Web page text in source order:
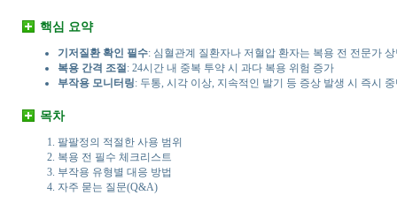
핵심 요약
기저질환 확인 필수: 심혈관계 질환자나 저혈압 환자는 복용 전 전문가
복용 간격 조절: 24시간 내 중복 투약 시 과다 복용 위험 증가
부작용 모니터링: 두통, 시각 이상, 지속적인 발기 등 증상 발생 시 즉시
목차
팔팔정의 적절한 사용 범위
복용 전 필수 체크리스트
부작용 유형별 대응 방법
자주 묻는 질문(Q&A)